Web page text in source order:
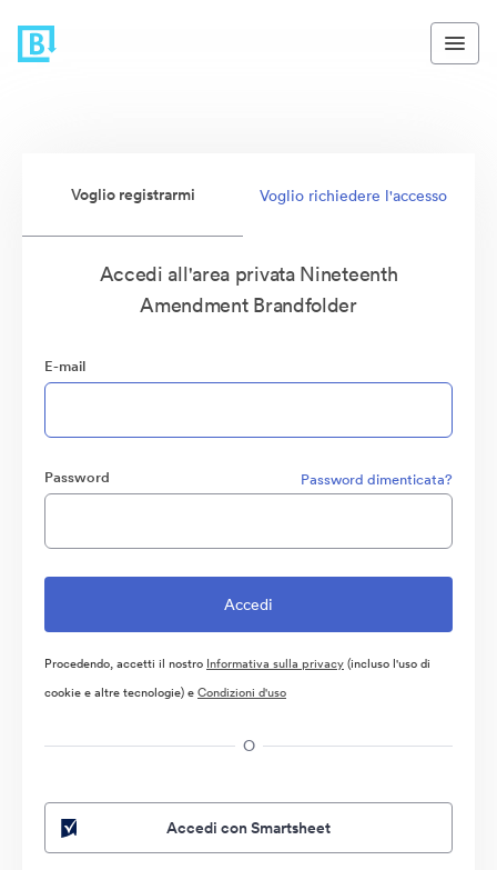
Voglio registrarmi Voglio richiedere l'accesso
Accedi all'area privata Nineteenth
Amendment Brandfolder
E-mail
Password Password dimenticata?
Procedendo, accetti il nostro Informativa sulla privacy(incluso l'uso di
cookie e altre tecnologie) eCondizioni d'uso
O
Accedi con Smartsheet